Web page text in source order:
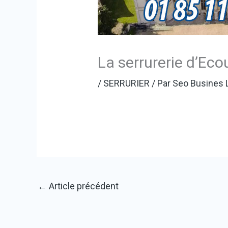
La serrurerie
/ SERRURIER / Par Seo Busines
← Article précédent